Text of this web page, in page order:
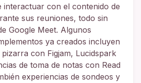
interactuar con el contenido de
sus reuniones, todo sin
Google Meet. Algunos
ya creados incluyen
con Figjam, Lucidspark
de toma de notas con Read
experiencias de sondeos y